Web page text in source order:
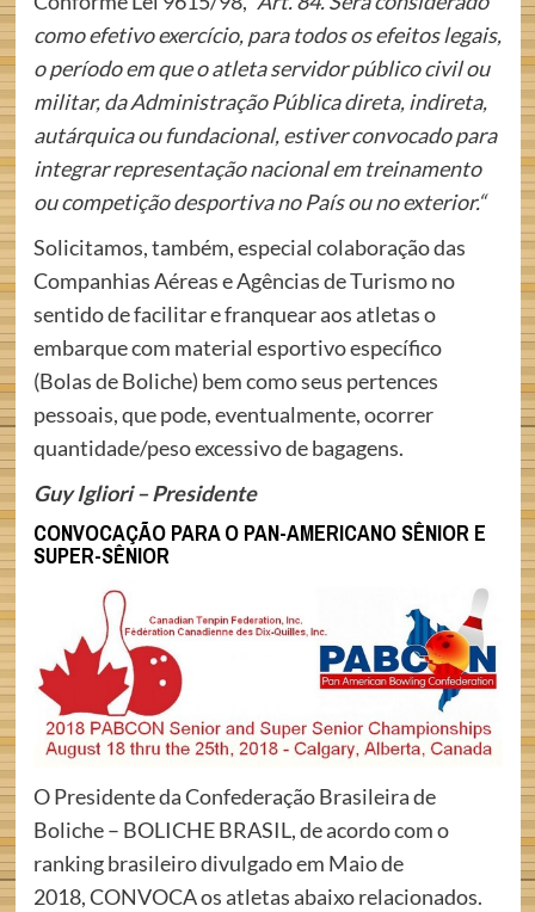
como efetivo exercício, para todos os efeitos legais,
o período em que o atleta servidor público civil ou
militar, da Administração Pública direta, indireta,
autárquica ou fundacional, estiver convocado para
integrar representação nacional em treinamento
ou competição desportiva no País ou no exterior.“
Solicitamos, também, especial colaboração das
Companhias Aéreas e Agências de Turismo no
sentido de facilitar e franquear aos atletas o
embarque com material esportivo específico
(Bolas de Boliche) bem como seus pertences
pessoais, que pode, eventualmente, ocorrer
quantidade/peso excessivo de bagagens.
Guy Igliori – Presidente
CONVOCAÇÃO PARA O PAN-AMERICANO SÊNIOR E
SUPER-SÊNIOR
O Presidente da Confederação Brasileira de
Boliche – BOLICHE BRASIL, de acordo com o
ranking brasileiro divulgado em Maio de
2018, CONVOCA os atletas abaixo relacionados.